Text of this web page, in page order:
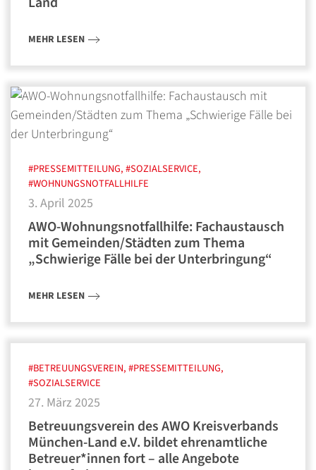
MEHR LESEN
#PRESSEMITTEILUNG, #SOZIALSERVICE,
#WOHNUNGSNOTFALLHILFE
3. April 2025
AWO-Wohnungsnotfallhilfe: Fachaustausch
mit Gemeinden/Städten zum Thema
„Schwierige Fälle bei der Unterbringung“
MEHR LESEN
#BETREUUNGSVEREIN, #PRESSEMITTEILUNG,
#SOZIALSERVICE
27. März 2025
Betreuungsverein des AWO Kreisverbands
München-Land e.V. bildet ehrenamtliche
Betreuer*innen fort – alle Angebote